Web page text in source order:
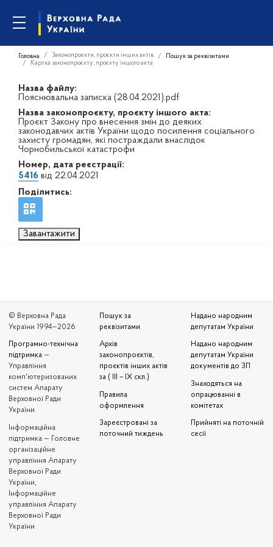
Головна Законопроєкти, проєкти інших актів
Пошук за реквізитами
Картка законопроєкту, проєкту іншого акта
Назва файлу:
Пояснювальна записка (28.04.2021).pdf
Назва законопроєкту, проєкту іншого акта:
Проєкт Закону про внесення змін до деяких
законодавчих актів України щодо посилення соціального
захисту громадян, які постраждали внаслідок
Чорнобильської катастрофи
Номер, дата реєстрації:
5416 від 22.04.2021
Поділитись:
Завантажити
© Верховна Рада
України 1994—2026
Програмно-технічна
підтримка —
Управління
комп'ютеризованих
систем Апарату
Верховної Ради
України
Iнформаційна
підтримка — Головне
організаційне
управління Апарату
Верховної Ради
України,
Інформаційне
управління Апарату
Верховної Ради
України
Пошук за
реквізитами
Архів
законопроєктів,
проєктів інших актів
за ( III – IX скл.)
Правила
оформлення
Зареєстровані за
поточний тиждень
Надано народним
депутатам України
Надано народним
депутатам України
документів до ЗП
Знаходяться на
опрацюванні в
комітетах
Прийняті на поточній
сесії